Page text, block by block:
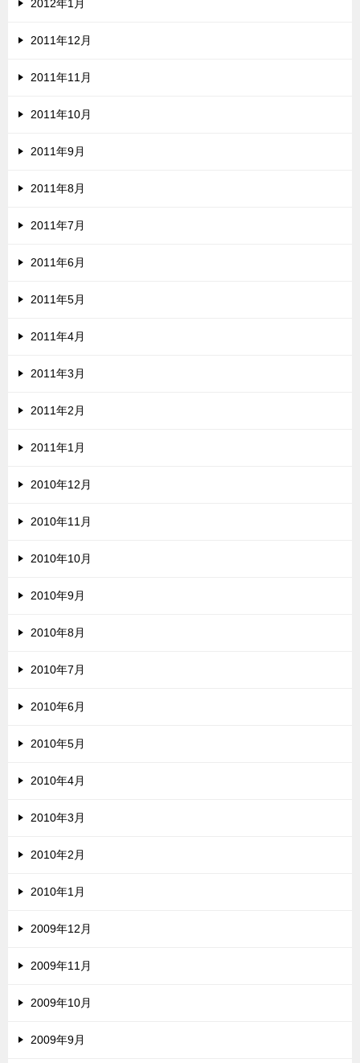
2012年1月
2011年12月
2011年11月
2011年10月
2011年9月
2011年8月
2011年7月
2011年6月
2011年5月
2011年4月
2011年3月
2011年2月
2011年1月
2010年12月
2010年11月
2010年10月
2010年9月
2010年8月
2010年7月
2010年6月
2010年5月
2010年4月
2010年3月
2010年2月
2010年1月
2009年12月
2009年11月
2009年10月
2009年9月